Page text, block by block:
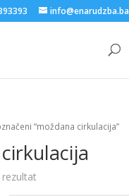
info@enarudzba.ba
“moždana cirkulacija”
rezultat